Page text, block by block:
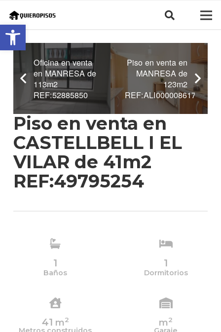
Abrir barra de herramientas
Oficina en venta
en MANRESA de
113m2
REF:52885850
Piso en venta en
MANRESA de
123m2
REF:ALI0000086170
Piso en venta en
CASTELLBELL I EL
VILAR de 41m2
REF:49795254
1
Baños
1
Dormitorios
41 m2 m2